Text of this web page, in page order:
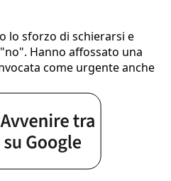
lo sforzo di schierarsi e
Hanno affossato una
come urgente anche